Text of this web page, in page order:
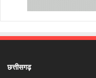
छत्तीसगढ़